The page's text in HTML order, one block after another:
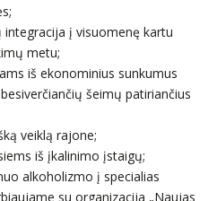
į visuomenę kartu
metu;
iš ekonominius sunkumus
šeimų patiriančius
veiklą rajone;
iš įkalinimo įstaigų;
alkoholizmo į specialias
su organizacija „Naujas